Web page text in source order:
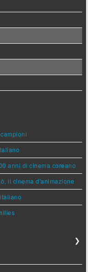
anni di cinema coreano
il cinema d'animazione
❯